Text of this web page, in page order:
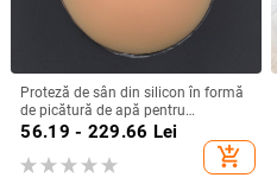
Proteză de sân din silicon în formă
de picătură de apă pentru
augmentare, recuperare și
56.19 - 229.66 Lei
add_shopping_cart